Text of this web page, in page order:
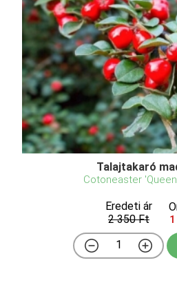
Talajtakaró
Cotoneaster
Eredeti ár
2 350 Ft